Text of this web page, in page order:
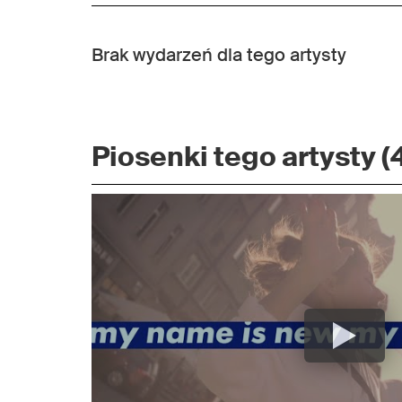
Brak wydarzeń dla tego artysty
Piosenki tego artysty